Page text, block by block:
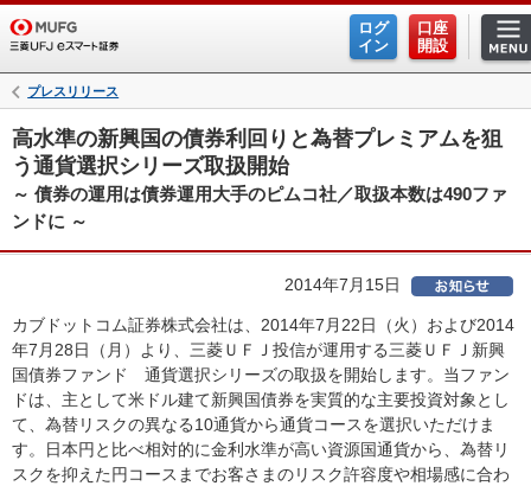
ログ
イン
口座
開設
プレスリリース
高水準の新興国の債券利回りと為替プレミアムを狙
う通貨選択シリーズ取扱開始
～ 債券の運用は債券運用大手のピムコ社／取扱本数は490ファ
ンドに ～
2014年7月15日
カブドットコム証券株式会社は、2014年7月22日（火）および2014
年7月28日（月）より、三菱ＵＦＪ投信が運用する三菱ＵＦＪ新興
国債券ファンド 通貨選択シリーズの取扱を開始します。当ファン
ドは、主として米ドル建て新興国債券を実質的な主要投資対象とし
て、為替リスクの異なる10通貨から通貨コースを選択いただけま
す。日本円と比べ相対的に金利水準が高い資源国通貨から、為替リ
スクを抑えた円コースまでお客さまのリスク許容度や相場感に合わ